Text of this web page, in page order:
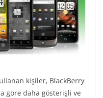
kişiler, BlackBerry
göre daha gösterişli ve